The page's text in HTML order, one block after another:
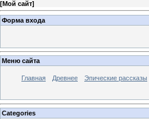
[Мой сайт]
Форма входа
Меню сайта
Главная Древнее Эпические рассказы
Categories